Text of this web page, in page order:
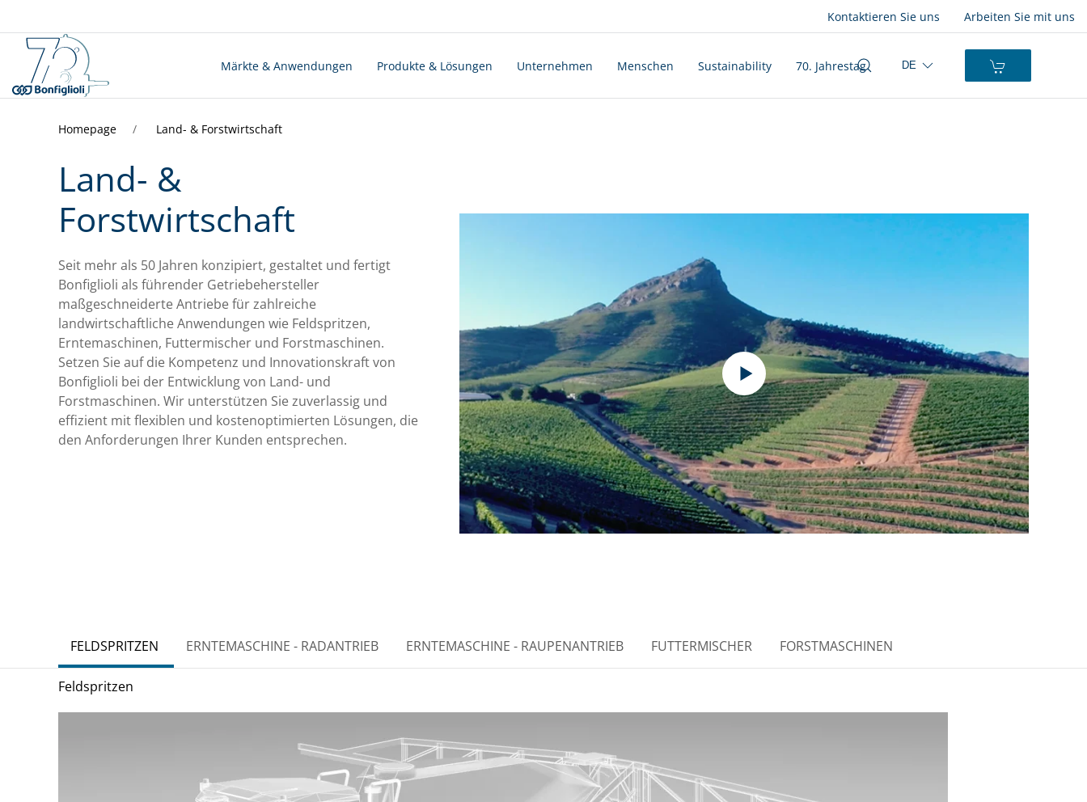
Kontaktieren Sie uns Arbeiten Sie mit uns
Märkte & Anwendungen Produkte & Lösungen Unternehmen Menschen Sustainability 70. Jahrestag DE
Homepage Land- & Forstwirtschaft
Land- &
Forstwirtschaft
Seit mehr als 50 Jahren konzipiert, gestaltet und fertigt
Bonfiglioli als führender Getriebehersteller
maßgeschneiderte Antriebe für zahlreiche
landwirtschaftliche Anwendungen wie Feldspritzen,
Erntemaschinen, Futtermischer und Forstmaschinen.
Setzen Sie auf die Kompetenz und Innovationskraft von
Bonfiglioli bei der Entwicklung von Land- und
Forstmaschinen. Wir unterstützen Sie zuverlassig und
effizient mit flexiblen und kostenoptimierten Lösungen, die
den Anforderungen Ihrer Kunden entsprechen.
FELDSPRITZEN ERNTEMASCHINE - RADANTRIEB ERNTEMASCHINE - RAUPENANTRIEB FUTTERMISCHER FORSTMASCHINEN
Feldspritzen